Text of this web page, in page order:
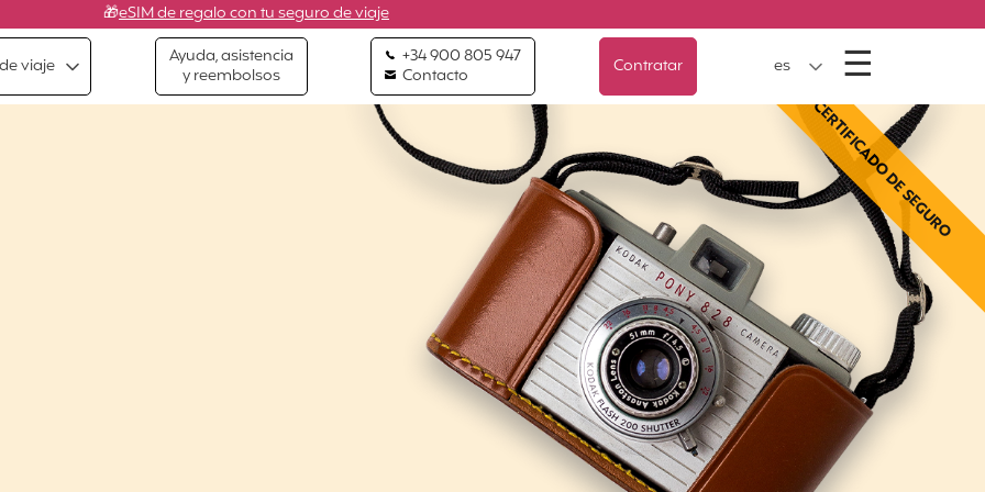
🎁eSIM de regalo con tu seguro de viaje
viaje
Ayuda, asistencia
y reembolsos
+34 900 805 947
Contacto
Contratar es ☰
CERTIFICADO DE SEGURO